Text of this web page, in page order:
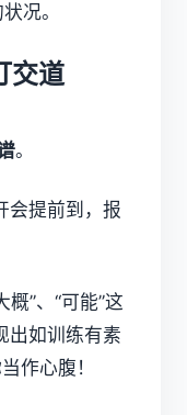
况。
交道
。
会提前到，报
”、“可能”这
出如训练有素
作心腹！